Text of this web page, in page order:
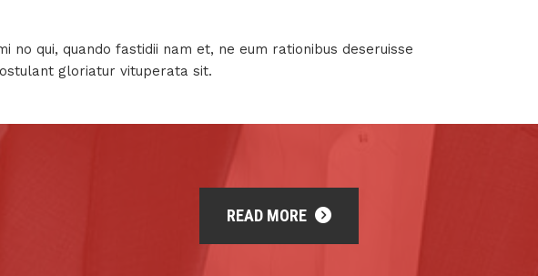
no qui, quando fastidii nam et, ne eum rationibus deseruisse
gloriatur vituperata sit.
READ MORE